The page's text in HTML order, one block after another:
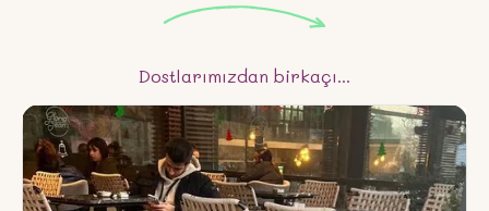
Dostlarımızdan birkaçı...